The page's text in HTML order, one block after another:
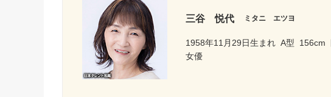
三谷 悦代 ミタニ エツヨ
1958年11月29日生まれ A型 156cm
女優